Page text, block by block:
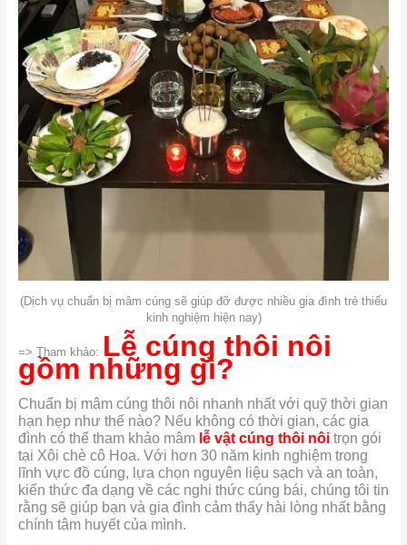
(Dịch vụ chuẩn bị mâm cúng sẽ giúp đỡ được nhiều gia đình trẻ thiếu
kinh nghiệm hiện nay)
=> Tham khảo: Lễ cúng thôi nôi
gồm những gì?
Chuẩn bị mâm cúng thôi nôi nhanh nhất với quỹ thời gian
hạn hẹp như thế nào? Nếu không có thời gian, các gia
đình có thể tham khảo mâmlễ vật cúng thôi nôitrọn gói
tại Xôi chè cô Hoa. Với hơn 30 năm kinh nghiệm trong
lĩnh vực đồ cúng, lựa chọn nguyên liệu sạch và an toàn,
kiến thức đa dạng về các nghi thức cúng bái, chúng tôi tin
rằng sẽ giúp bạn và gia đình cảm thấy hài lòng nhất bằng
chính tâm huyết của mình.